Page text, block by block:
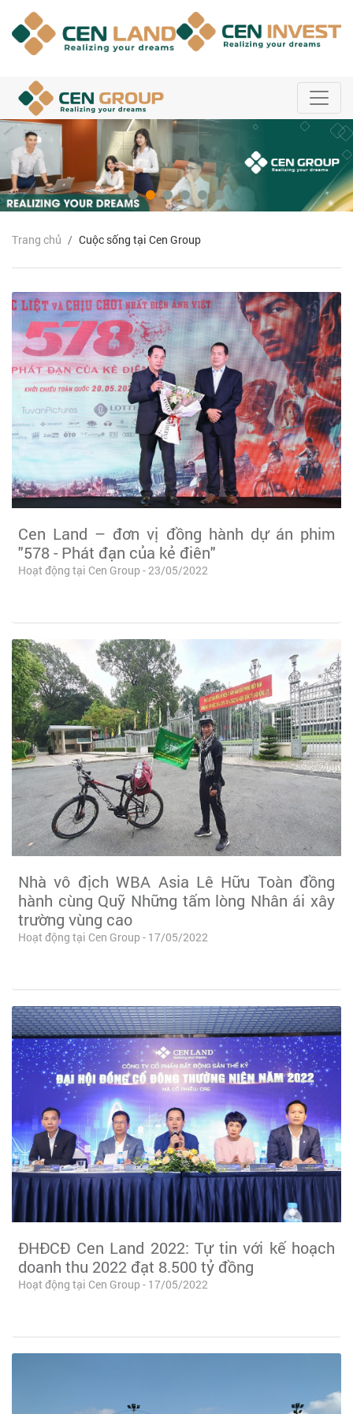
Trang chủ Cuộc sống tại Cen Group
Cen Land – đơn vị đồng hành dự án phim
"578 - Phát đạn của kẻ điên"
Hoạt động tại Cen Group - 23/05/2022
Nhà vô địch WBA Asia Lê Hữu Toàn đồng
hành cùng Quỹ Những tấm lòng Nhân ái xây
trường vùng cao
Hoạt động tại Cen Group - 17/05/2022
ĐHĐCĐ Cen Land 2022: Tự tin với kế hoạch
doanh thu 2022 đạt 8.500 tỷ đồng
Hoạt động tại Cen Group - 17/05/2022